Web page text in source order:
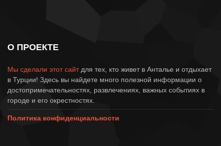
О ПРОЕКТЕ
Мы сделали этот сайтдля тех, кто живет в Анталье и отдыхает
в Турции! Здесь вы найдете много полезной информации о
достопримечательностях, развлечениях, важных событиях в
городе и его окрестностях.
Политика конфиденциальности